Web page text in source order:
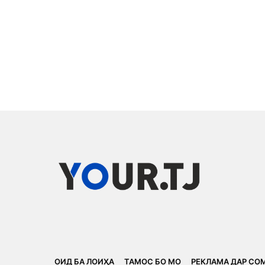
ОИД БА ЛОИҲА ТАМОС БО МО РЕКЛАМА ДАР